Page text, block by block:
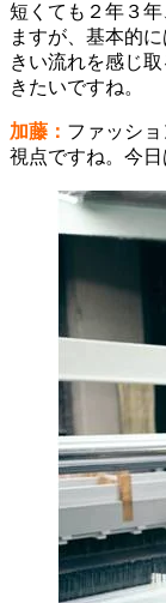
短くても２年３
ますが、基本的
きい流れを感じ
きたいですね。
加藤： ファッシ
視点ですね。今日